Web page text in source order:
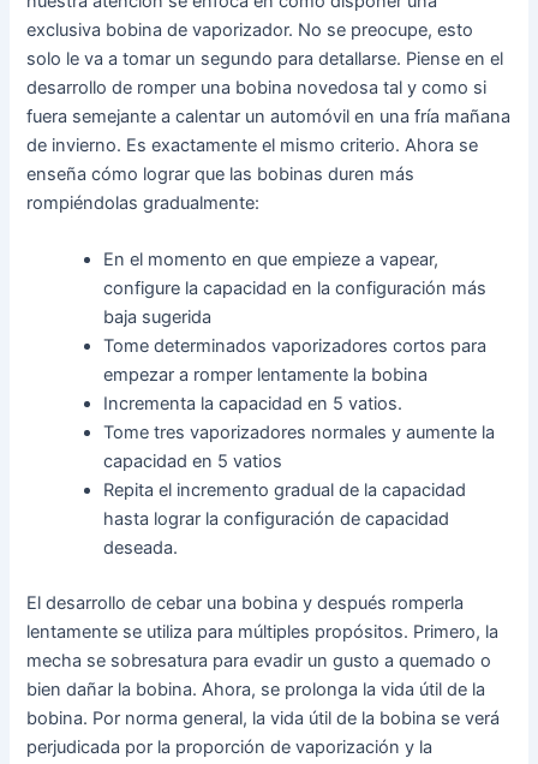
exclusiva bobina de vaporizador. No se preocupe, esto
solo le va a tomar un segundo para detallarse. Piense en el
desarrollo de romper una bobina novedosa tal y como si
fuera semejante a calentar un automóvil en una fría mañana
de invierno. Es exactamente el mismo criterio. Ahora se
enseña cómo lograr que las bobinas duren más
rompiéndolas gradualmente:
En el momento en que empieze a vapear,
configure la capacidad en la configuración más
baja sugerida
Tome determinados vaporizadores cortos para
empezar a romper lentamente la bobina
Incrementa la capacidad en 5 vatios.
Tome tres vaporizadores normales y aumente la
capacidad en 5 vatios
Repita el incremento gradual de la capacidad
hasta lograr la configuración de capacidad
deseada.
El desarrollo de cebar una bobina y después romperla
lentamente se utiliza para múltiples propósitos. Primero, la
mecha se sobresatura para evadir un gusto a quemado o
bien dañar la bobina. Ahora, se prolonga la vida útil de la
bobina. Por norma general, la vida útil de la bobina se verá
perjudicada por la proporción de vaporización y la